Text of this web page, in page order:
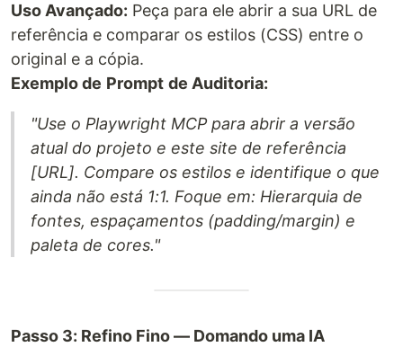
Uso Avançado: Peça para ele abrir a sua URL de
referência e comparar os estilos (CSS) entre o
original e a cópia.
Exemplo de Prompt de Auditoria:
"Use o Playwright MCP para abrir a versão
atual do projeto e este site de referência
[URL]. Compare os estilos e identifique o que
ainda não está 1:1. Foque em: Hierarquia de
fontes, espaçamentos (padding/margin) e
paleta de cores."
Passo 3: Refino Fino — Domando uma IA